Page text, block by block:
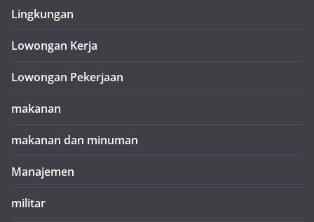
Lingkungan
Lowongan Kerja
Lowongan Pekerjaan
makanan
makanan dan minuman
Manajemen
militar